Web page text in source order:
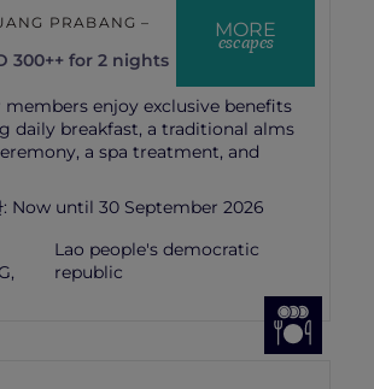
MORE
escapes
PRABANG –
300++ for 2 nights
members enjoy exclusive benefits
daily breakfast, a traditional alms
a spa treatment, and
Now until 30 September 2026
Lao people's democratic
republic